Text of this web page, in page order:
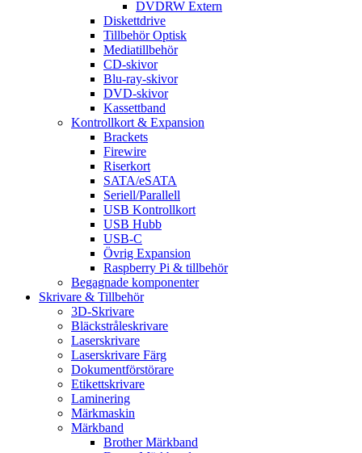
DVDRW Extern
Diskettdrive
Tillbehör Optisk
Mediatillbehör
CD-skivor
Blu-ray-skivor
DVD-skivor
Kassettband
Kontrollkort & Expansion
Brackets
Firewire
Riserkort
SATA/eSATA
Seriell/Parallell
USB Kontrollkort
USB Hubb
USB-C
Övrig Expansion
Raspberry Pi & tillbehör
Begagnade komponenter
Skrivare & Tillbehör
3D-Skrivare
Bläckstråleskrivare
Laserskrivare
Laserskrivare Färg
Dokumentförstörare
Etikettskrivare
Laminering
Märkmaskin
Märkband
Brother Märkband